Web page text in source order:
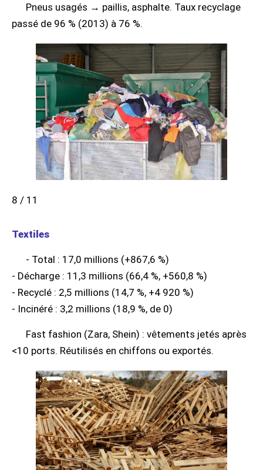
Pneus usagés → paillis, asphalte. Taux recyclage
passé de 96 % (2013) à 76 %.
8 / 11
Textiles
- Total : 17,0 millions (+867,6 %)
- Décharge : 11,3 millions (66,4 %, +560,8 %)
- Recyclé : 2,5 millions (14,7 %, +4 920 %)
- Incinéré : 3,2 millions (18,9 %, de 0)
Fast fashion (Zara, Shein) : vêtements jetés après
<10 ports. Réutilisés en chiffons ou exportés.